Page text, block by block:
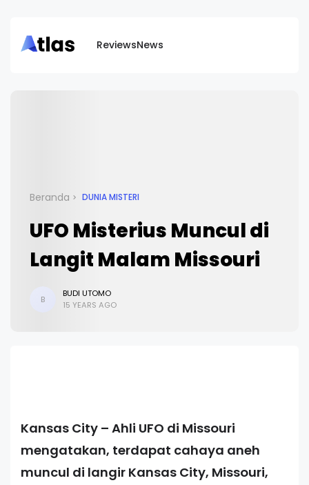
ReviewsNews
Beranda DUNIA MISTERI
UFO Misterius Muncul di
Langit Malam Missouri
B
BUDI UTOMO
15 YEARS AGO
Kansas City – Ahli UFO di Missouri
mengatakan, terdapat cahaya aneh
muncul di langir Kansas City, Missouri,